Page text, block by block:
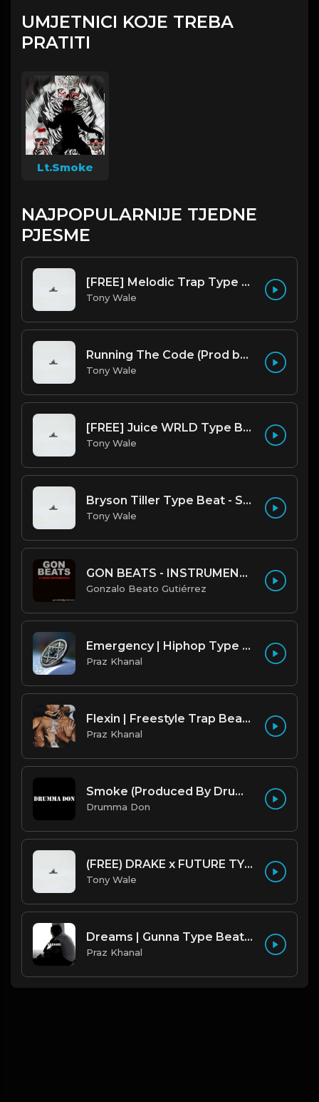
UMJETNICI KOJE TREBA
PRATITI
Lt.Smoke
NAJPOPULARNIJE TJEDNE
PJESME
[FREE] Melodic Trap Type Beat - After Hours - bmin 95 (Prod. Cypher X Tony Wale)
Tony Wale
Running The Code (Prod by Tony Wale)
Tony Wale
[FREE] Juice WRLD Type Beat - Lucid Piano (Prod by Tony Wale)
Tony Wale
Bryson Tiller Type Beat - Smoking Aces (F Minor) (Prod by Tony Wale)
Tony Wale
GON BEATS - INSTRUMENTAL 219001 [150BPM] [TRAP]
Gonzalo Beato Gutiérrez
Emergency | Hiphop Type Beat [Copyright Free Music]
Praz Khanal
Flexin | Freestyle Trap Beat [Copyright Free Music]
Praz Khanal
Smoke (Produced By Drumma Don x Beto)
Drumma Don
(FREE) DRAKE x FUTURE TYPE BEAT - Under Water 122 bpm (Prod by Tony Wale)
Tony Wale
Dreams | Gunna Type Beat [Copyright Free Music]
Praz Khanal